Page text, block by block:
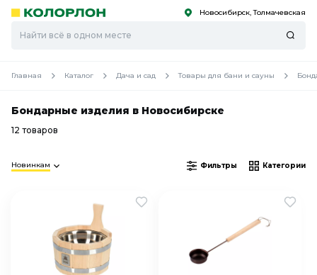
Скоро
Скоро Новосибирск, Толмачевская
Главная Каталог Дача и сад Товары для бани и сауны
Бондарные изделия в Новосибирске
12 товаров
Новинкам Фильтры Категории